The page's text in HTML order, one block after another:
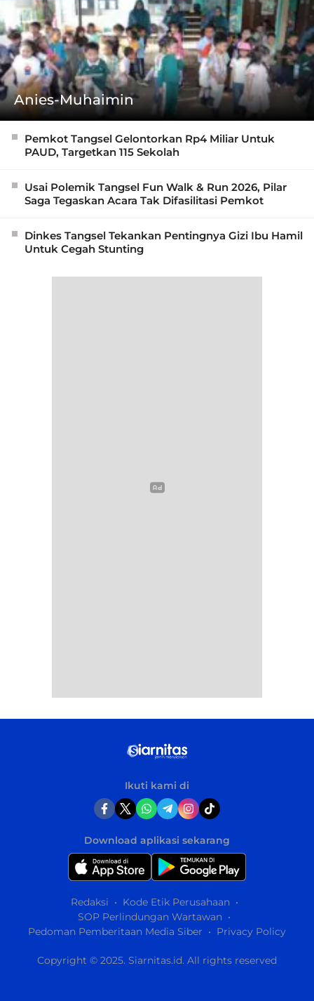
Anies-Muhaimin
Pemkot Tangsel Gelontorkan Rp4 Miliar Untuk
PAUD, Targetkan 115 Sekolah
Usai Polemik Tangsel Fun Walk & Run 2026, Pilar
Saga Tegaskan Acara Tak Difasilitasi Pemkot
Dinkes Tangsel Tekankan Pentingnya Gizi Ibu Hamil
Untuk Cegah Stunting
Ikuti kami di
Download aplikasi sekarang
Redaksi
Kode Etik Perusahaan
SOP Perlindungan Wartawan
Pedoman Pemberitaan Media Siber
Privacy Policy
Copyright © 2025. Siarnitas.id. All rights reserved